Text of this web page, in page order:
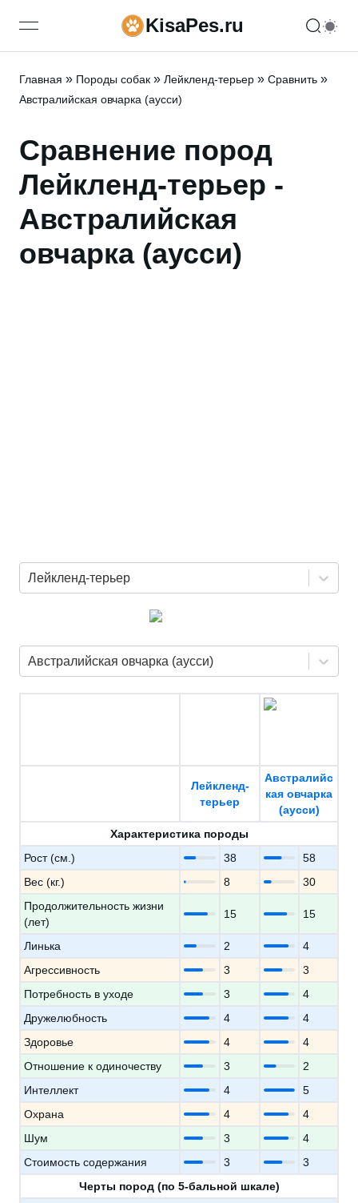
open navigation menuKisaPes.ru
Главная » Породы собак » Лейкленд-терьер » Сравнить »
Австралийская овчарка (аусси)
Сравнение пород
Лейкленд-терьер -
Австралийская
овчарка (аусси)
Лейкленд-терьер
Австралийская овчарка (аусси)
Лейкленд-
терьер
Австралийс
кая овчарка
(аусси)
Характеристика породы
Рост (см.)
38
58
Вес (кг.)
8
30
Продолжительность жизни
(лет)
15 15
Линька 2
4
Агрессивность
3
3
Потребность в уходе
3
4
Дружелюбность
4
4
Здоровье
4
4
Отношение к одиночеству
3
2
Интеллект
4
5
Охрана
4
4
Шум
3
4
Стоимость содержания
3
3
Черты пород (по 5-бальной шкале)